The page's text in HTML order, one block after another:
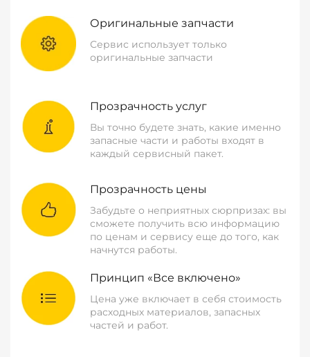
Оригинальные запчасти
Сервис использует только
оригинальные запчасти
Прозрачность услуг
Вы точно будете знать, какие именно
запасные части и работы входят в
каждый сервисный пакет.
Прозрачность цены
Забудьте о неприятных сюрпризах: вы
сможете получить всю информацию
по ценам и сервису еще до того, как
начнутся работы.
Принцип «Все включено»
Цена уже включает в себя стоимость
расходных материалов, запасных
частей и работ.